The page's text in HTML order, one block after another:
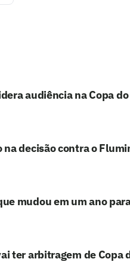
audiência na Copa
na decisão contra o
mudou em um ano
ter arbitragem de Copa